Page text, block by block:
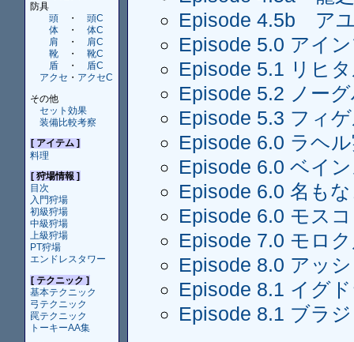
防具
頭
・
頭C
体
・
体C
肩
・
肩C
靴
・
靴C
盾
・
盾C
アクセ ・ アクセC
その他
セット効果
装備比較考察
[ アイテム ]
料理
[ 狩場情報 ]
目次
入門狩場
初級狩場
中級狩場
上級狩場
PT狩場
エンドレスタワー
[ テクニック ]
基本テクニック
弓テクニック
罠テクニック
トーキーAA集
Episode 4.5b ア
Episode 5.0 アイ
Episode 5.1 リヒ
Episode 5.2 ノー
Episode 5.3 フィ
Episode 6.0 ラヘ
Episode 6.0 ベイ
Episode 6.0 名も
Episode 6.0 モス
Episode 7.0 モロ
Episode 8.0 アッ
Episode 8.1 イグ
Episode 8.1 ブラ